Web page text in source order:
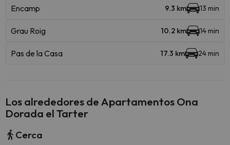
Encamp 9.3 km 13 min
Grau Roig 10.2 km 14 min
Pas de la Casa 17.3 km 24 min
Los alrededores de Apartamentos Ona
Dorada el Tarter
Cerca